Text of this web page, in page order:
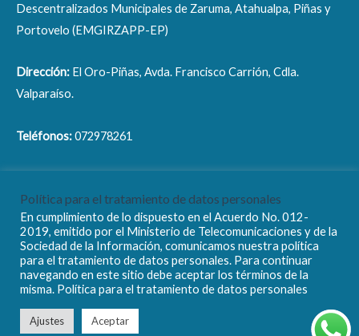
Descentralizados Municipales de Zaruma, Atahualpa, Piñas y
Portovelo (EMGIRZAPP-EP)
Dirección: El Oro-Piñas, Avda. Francisco Carrión, Cdla.
Valparaíso.
Teléfonos:072978261
Copyright © 2026 EMGIRZAPP - EP
Política para el tratamiento de datos personales
En cumplimiento de lo dispuesto en el Acuerdo No. 012-
2019, emitido por el Ministerio de Telecomunicaciones y de la
Sociedad de la Información, comunicamos nuestra política
para el tratamiento de datos personales. Para continuar
navegando en este sitio debe aceptar los términos de la
misma. Política para el tratamiento de datos personales
Ajustes Aceptar